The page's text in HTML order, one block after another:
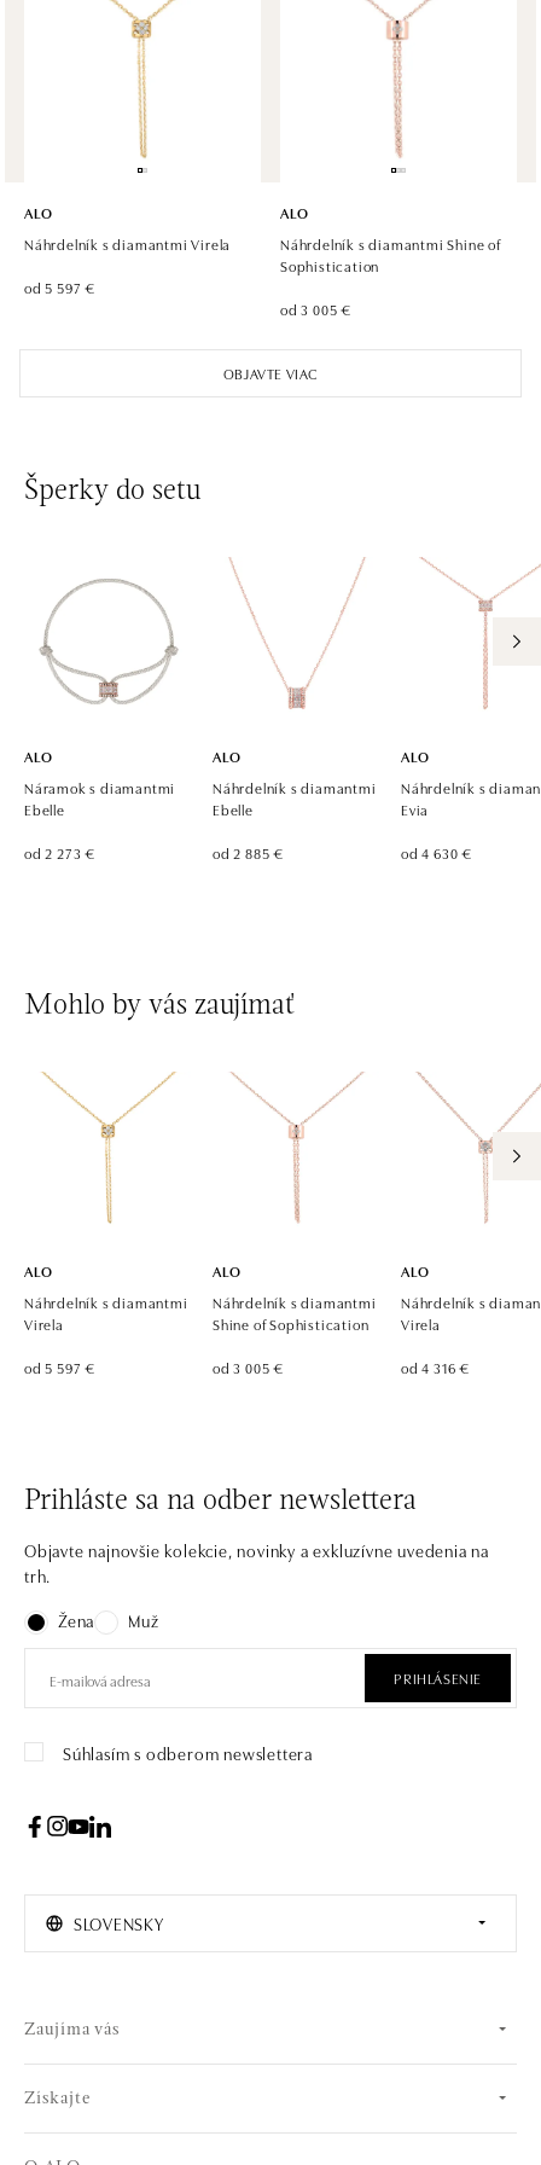
ALO diamonds OC Olympia, Brno
U Dálnice 777, 664 42 Modřice
tel.: +420 733 397 316, +420 605 231 821
dnes otvorené od 10:00
ALO diamonds OC Palladium, Praha 1
Náměstí Republiky 1, 110 00 Praha 1 - Nové Město
Pařížská 1076/7, 110 00 Praha 1
Chlumecká 765/6, 198 19 Praha 9
dnes otvorené od 09:00
ALO diamonds, Westfield, Praha 4 - Chodov
Roztylská 2321/19, 148 00 Praha 4 - Chodov
tel.: +420 773 585 559, +420 730 802 800
dnes otvorené od 09:00
OBJAVTE VIAC
ALO
Náhrdelník s diamantmi Virela
od 5 597 €
ALO
Náhrdelník s diamantmi Shine of
Sophistication
od 3 005 €
Šperky do setu
ALO
Náramok s diamantmi
Ebelle
od 2 273 €
ALO
Náhrdelník s diamantmi
Ebelle
od 2 885 €
ALO
Náhrdelník s
Evia
od 4 630 €
Mohlo by vás zaujímať
ALO
Náhrdelník s diamantmi
Virela
od 5 597 €
ALO
Náhrdelník s diamantmi
Shine of Sophistication
od 3 005 €
ALO
Náhrdelník s
Virela
od 4 316 €
Prihláste sa na odber newslettera
Objavte najnovšie kolekcie, novinky a exkluzívne uvedenia na
trh.
Žena
Muž
PRIHLÁSENIE
Súhlasím s odberom newslettera
SLOVENSKY
Zaujíma vás
Získajte